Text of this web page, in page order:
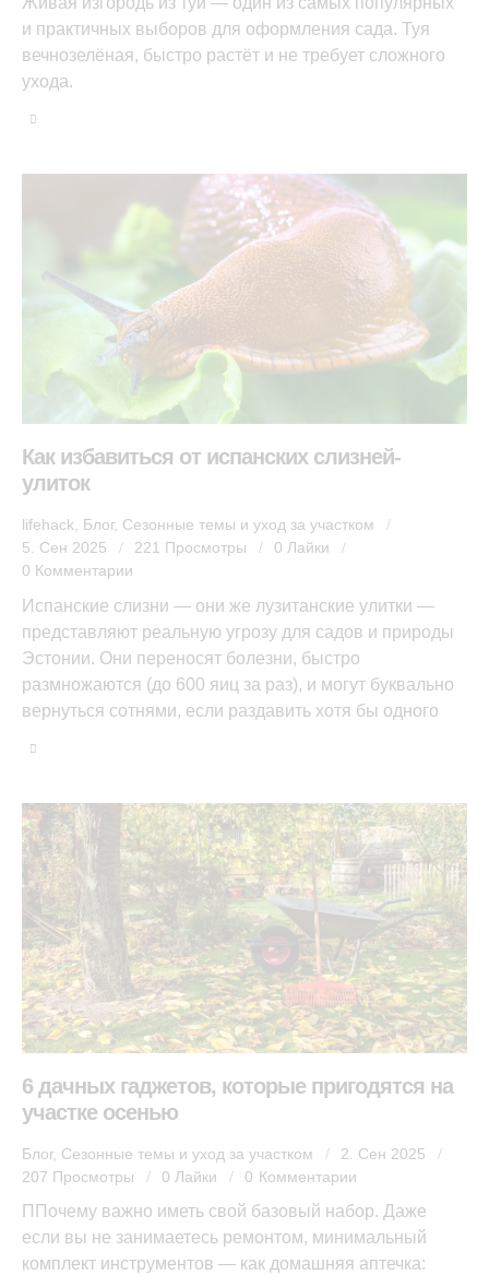
и практичных выборов для оформления сада. Туя
вечнозелёная, быстро растёт и не требует сложного
ухода.
Как избавиться от испанских слизней-
улиток
lifehack Блог, Сезонные темы и уход за участком
5. Сен 2025
221 Просмотры 0 Лайки
0 Комментарии
Испанские слизни — они же лузитанские улитки —
представляют реальную угрозу для садов и природы
Эстонии. Они переносят болезни, быстро
размножаются (до 600 яиц за раз), и могут буквально
вернуться сотнями, если раздавить хотя бы одного
6 дачных гаджетов, которые пригодятся на
участке осенью
Блог, Сезонные темы и уход за участком
2. Сен 2025
207 Просмотры 0 Лайки 0 Комментарии
ППочему важно иметь свой базовый набор. Даже
если вы не занимаетесь ремонтом, минимальный
комплект инструментов — как домашняя аптечка: